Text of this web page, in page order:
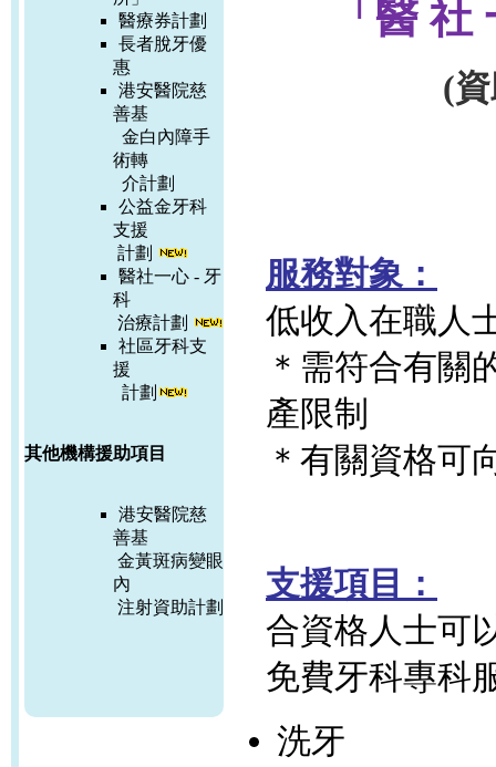
醫療券計劃
長者脫牙優
惠
港安醫院慈
善基
金白內障手
術轉
介計劃
公益金牙科
支援
計劃
醫社一心 - 牙
科
治療計劃
社區牙科支
援
計劃
其他機構援助項目
港安醫院慈
善基
金黃斑病變眼
內
注射資助計劃
「醫
(
服務對象：
低收入在職人
＊需符合有關
產限制
＊有關資格可
支援項目：
合資格人士可
免費牙科專科
洗牙